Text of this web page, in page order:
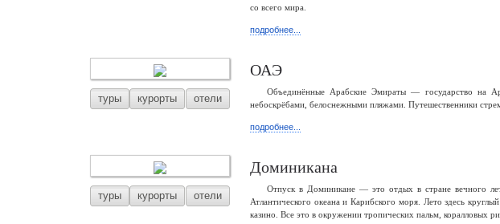
со всего мира.
подробнее...
туры курорты отели
ОАЭ
Объединённые Арабские Эмираты — государство на
небоскрёбами, белоснежными пляжами. Путешественники
подробнее...
туры курорты отели
Доминикана
Отпуск в Доминикане — это отдых в стране вечного
Атлантического океана и Карибского моря. Лето здесь
казино. Все это в окружении тропических пальм, коралловых